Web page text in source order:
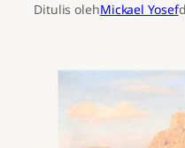
Ditulis olehMickael Yosef